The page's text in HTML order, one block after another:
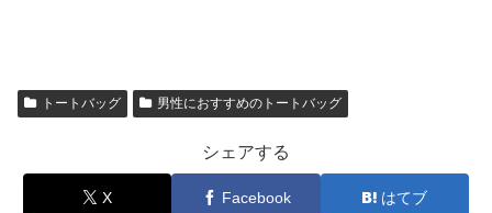
トートバッグ 男性におすすめのトートバッグ
シェアする
X Facebook はてブ